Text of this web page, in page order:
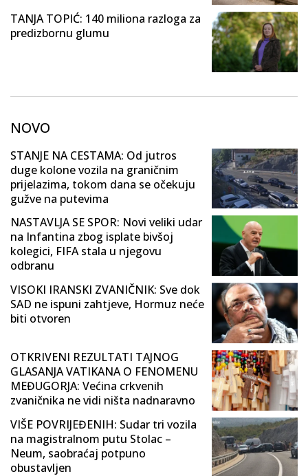
TANJA TOPIĆ: 140 miliona razloga za
predizbornu glumu
NOVO
STANJE NA CESTAMA: Od jutros
duge kolone vozila na graničnim
prijelazima, tokom dana se očekuju
gužve na putevima
NASTAVLJA SE SPOR: Novi veliki udar
na Infantina zbog isplate bivšoj
kolegici, FIFA stala u njegovu
odbranu
VISOKI IRANSKI ZVANIČNIK: Sve dok
SAD ne ispuni zahtjeve, Hormuz neće
biti otvoren
OTKRIVENI REZULTATI TAJNOG
GLASANJA VATIKANA O FENOMENU
MEĐUGORJA: Većina crkvenih
zvaničnika ne vidi ništa nadnaravno
VIŠE POVRIJEĐENIH: Sudar tri vozila
na magistralnom putu Stolac –
Neum, saobraćaj potpuno
obustavljen